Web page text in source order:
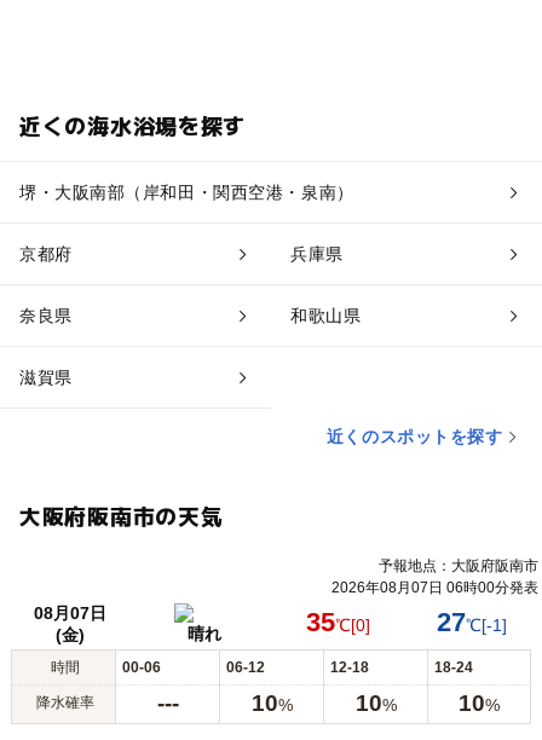
近くの海水浴場を探す
堺・大阪南部（岸和田・関西空港・泉南）
京都府 兵庫県
奈良県 和歌山県
滋賀県
近くのスポットを探す
大阪府阪南市の天気
予報地点：大阪府阪南市
2026年08月07日 06時00分発表
08月07日
(金)
晴れ 35℃[0] 27℃[-1]
時間 00-06 06-12 12-18 18-24
降水確率 --- 10% 10% 10%